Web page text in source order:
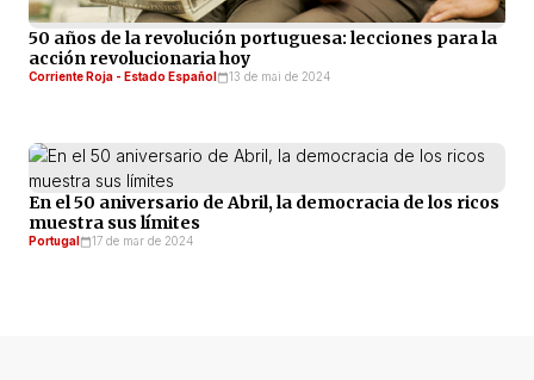
50 años de la revolución portuguesa: lecciones para la
acción revolucionaria hoy
Corriente Roja - Estado Español 13 de mai de 2024
En el 50 aniversario de Abril, la democracia de los ricos
muestra sus límites
Portugal 17 de mar de 2024